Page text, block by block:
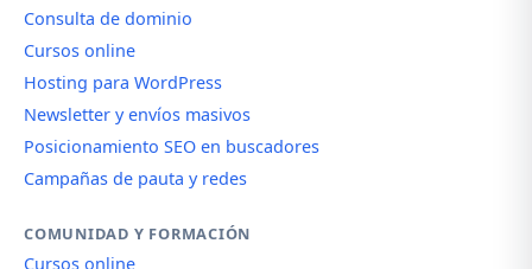
Consulta de dominio
Cursos online
Hosting para WordPress
Newsletter y envíos masivos
Posicionamiento SEO en buscadores
Campañas de pauta y redes
COMUNIDAD Y FORMACIÓN
Cursos online